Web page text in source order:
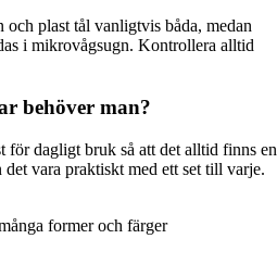
plast tål vanligtvis båda, medan
i mikrovågsugn. Kontrollera alltid
behöver man?
dagligt bruk så att det alltid finns en
vara praktiskt med ett set till varje.
former och färger